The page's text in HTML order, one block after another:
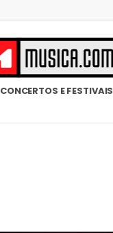
CONCERTOS E FESTIVAIS